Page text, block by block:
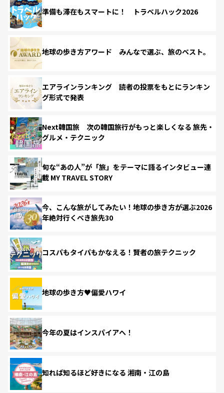
準備も滞在もスマートに！ トラベルハック2026
地球の歩き方アワード みんなで選ぶ、旅のベスト。
エアラインランキング 読者の投票をもとにランキン
グ形式で発表
Next韓国旅 次の韓国旅行がもっと楽しくなる 旅先・
グルメ・テクニック
旬な“あの人”が「旅」をテーマに語るインタビュー連
載 MY TRAVEL STORY
今、こんな旅がしてみたい！地球の歩き方が選ぶ2026
年絶対行くべき旅先30
コスパもタイパもかなえる！賢者の旅テクニック
地球の歩き方♥偏愛ハワイ
今年の夏はインスパイアへ！
知れば知るほど好きになる 湘南・江の島